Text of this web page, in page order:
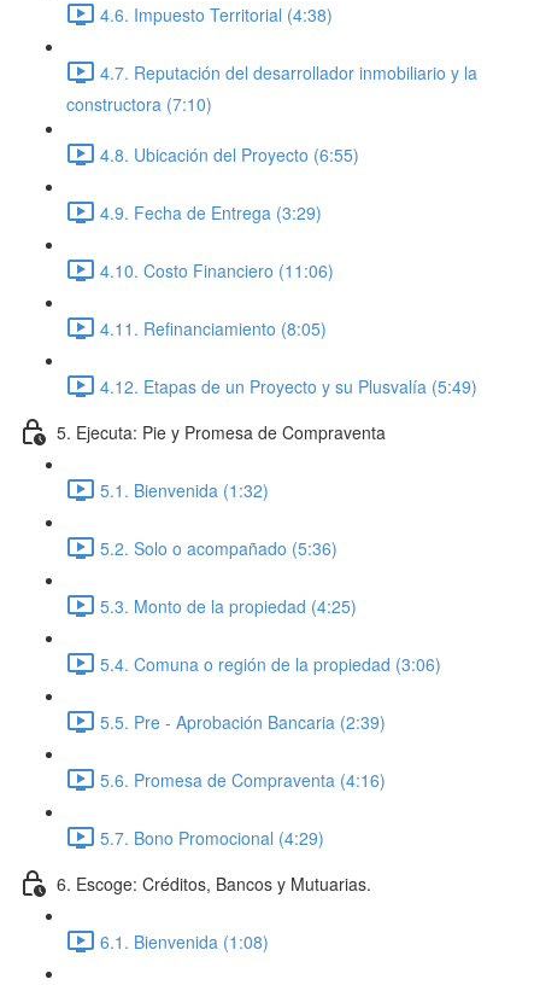
4.6. Impuesto Territorial (4:38)
4.7. Reputación del desarrollador inmobiliario y la
constructora (7:10)
4.8. Ubicación del Proyecto (6:55)
4.9. Fecha de Entrega (3:29)
4.10. Costo Financiero (11:06)
4.11. Refinanciamiento (8:05)
4.12. Etapas de un Proyecto y su Plusvalía (5:49)
5. Ejecuta: Pie y Promesa de Compraventa
5.1. Bienvenida (1:32)
5.2. Solo o acompañado (5:36)
5.3. Monto de la propiedad (4:25)
5.4. Comuna o región de la propiedad (3:06)
5.5. Pre - Aprobación Bancaria (2:39)
5.6. Promesa de Compraventa (4:16)
5.7. Bono Promocional (4:29)
6. Escoge: Créditos, Bancos y Mutuarias.
6.1. Bienvenida (1:08)